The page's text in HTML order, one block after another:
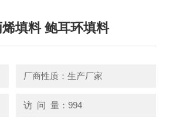
填料 鲍耳环填料
厂商性质：生产厂家
访 问 量：994